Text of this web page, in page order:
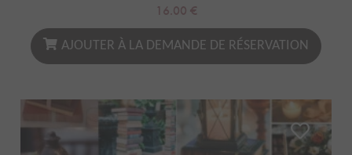
16.00 €
AJOUTER À LA DEMANDE DE RÉSERVATION